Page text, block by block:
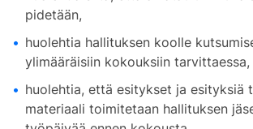
pidetään,
huolehtia hallituksen koolle
ylimääräisiin kokouksiin tarvittaessa,
huolehtia, että esitykset ja esityksiä
materiaali toimitetaan hallituksen